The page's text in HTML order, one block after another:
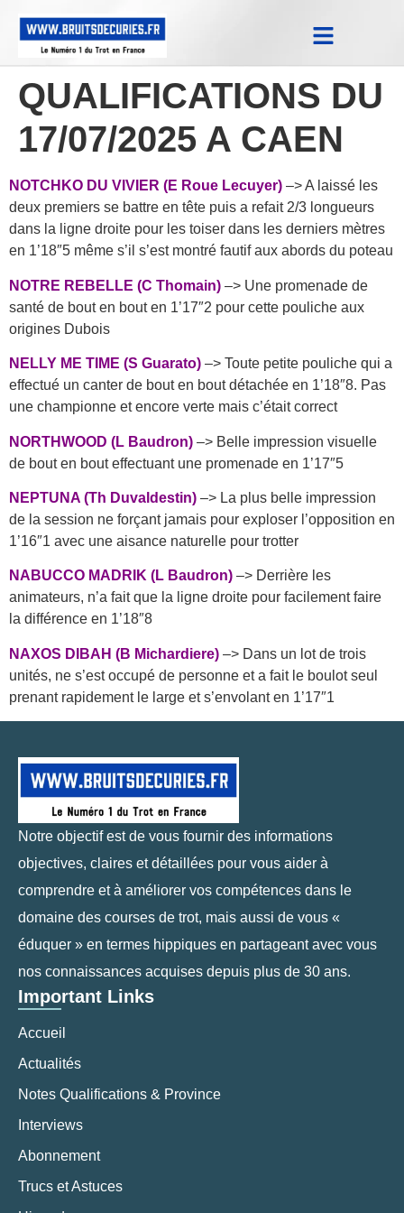
QUALIFICATIONS DU
17/07/2025 A CAEN
NOTCHKO DU VIVIER (E Roue Lecuyer) –> A laissé les
deux premiers se battre en tête puis a refait 2/3 longueurs
dans la ligne droite pour les toiser dans les derniers mètres
en 1’18″5 même s’il s’est montré fautif aux abords du poteau
NOTRE REBELLE (C Thomain) –> Une promenade de
santé de bout en bout en 1’17″2 pour cette pouliche aux
origines Dubois
NELLY ME TIME (S Guarato) –> Toute petite pouliche qui a
effectué un canter de bout en bout détachée en 1’18″8. Pas
une championne et encore verte mais c’était correct
NORTHWOOD (L Baudron) –> Belle impression visuelle
de bout en bout effectuant une promenade en 1’17″5
NEPTUNA (Th Duvaldestin) –> La plus belle impression
de la session ne forçant jamais pour exploser l’opposition en
1’16″1 avec une aisance naturelle pour trotter
NABUCCO MADRIK (L Baudron) –> Derrière les
animateurs, n’a fait que la ligne droite pour facilement faire
la différence en 1’18″8
NAXOS DIBAH (B Michardiere) –> Dans un lot de trois
unités, ne s’est occupé de personne et a fait le boulot seul
prenant rapidement le large et s’envolant en 1’17″1
Notre objectif est de vous fournir des informations
objectives, claires et détaillées pour vous aider à
comprendre et à améliorer vos compétences dans le
domaine des courses de trot, mais aussi de vous «
éduquer » en termes hippiques en partageant avec vous
nos connaissances acquises depuis plus de 30 ans.
Important Links
Accueil
Actualités
Notes Qualifications & Province
Interviews
Abonnement
Trucs et Astuces